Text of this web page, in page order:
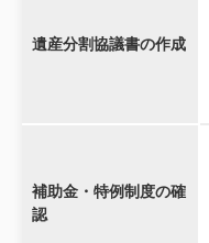
遺産分割協議書の作成
補助金・特例制度の確
認